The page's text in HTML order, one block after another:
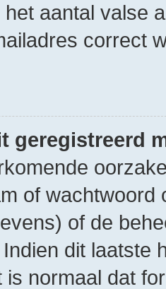
aantal valse
correct
geregistreerd
of wachtwoord
of de
dit laatste
is normaal dat